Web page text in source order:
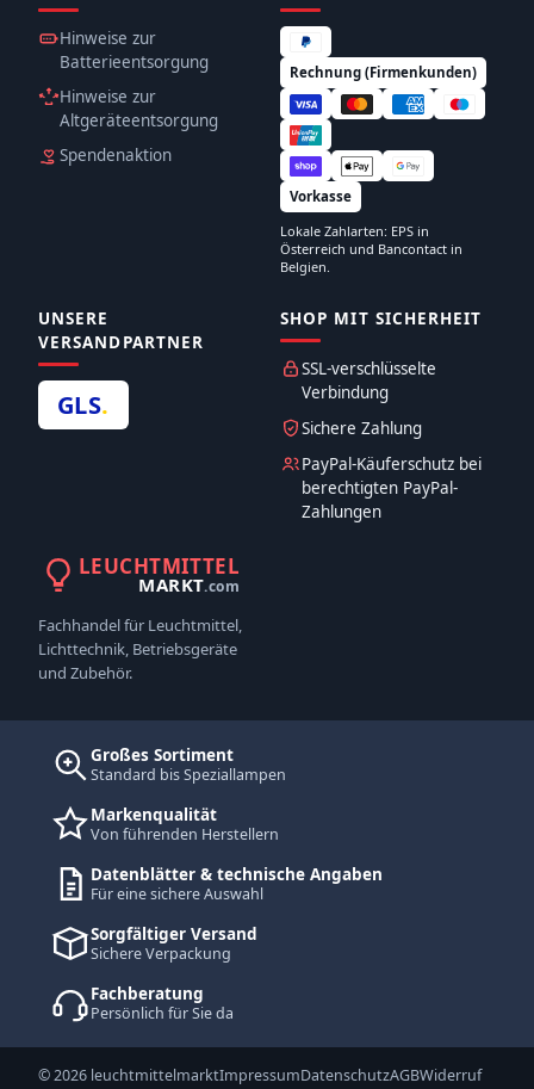
Hinweise zur
Batterieentsorgung
Hinweise zur
Altgeräteentsorgung
Spendenaktion
Rechnung (Firmenkunden)
Vorkasse
Lokale Zahlarten: EPS in
Österreich und Bancontact in
Belgien.
UNSERE
VERSANDPARTNER
GLS.
SHOP MIT SICHERHEIT
SSL-verschlüsselte
Verbindung
Sichere Zahlung
PayPal-Käuferschutz bei
berechtigten PayPal-
Zahlungen
LEUCHTMITTEL
MARKT.com
Fachhandel für Leuchtmittel,
Lichttechnik, Betriebsgeräte
und Zubehör.
Großes Sortiment
Standard bis Speziallampen
Markenqualität
Von führenden Herstellern
Datenblätter & technische Angaben
Für eine sichere Auswahl
Sorgfältiger Versand
Sichere Verpackung
Fachberatung
Persönlich für Sie da
© 2026 leuchtmittelmarktImpressumDatenschutzAGBWiderruf